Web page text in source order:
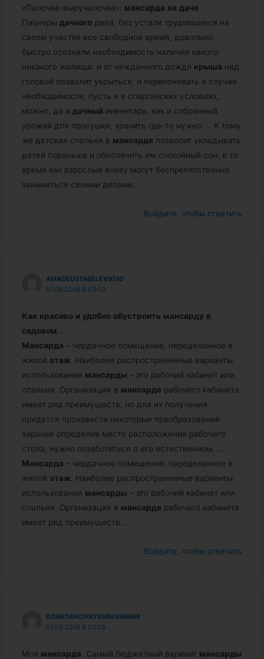
«Палочка-выручалочка»: мансарда на даче
Пионеры дачногодела, без устали трудившиеся на
своем участке все свободное время, довольно
быстро осознали необходимость наличия какого-
никакого жилища: и от нежданного дождя крыша над
головой позволит укрыться, и переночевать в случае
необходимости, пусть и в спартанских условиях,
можно, да и дачный инвентарь, как и собранный
урожай для просушки, хранить где-то нужно. … К тому
же детская спальня в мансарде позволит укладывать
детей пораньше и обеспечить им спокойный сон, в то
время как взрослые внизу могут беспрепятственно
заниматься своими делами.
Войдите, чтобы ответить
AMADEUSTABELEV9310
07.09.2018 В 03:02
Как красиво и удобно обустроить мансарду в
садовом
Мансарда – чердачное помещение, переделанное в
жилой этаж . Наиболее распространенные варианты
использования мансарды – это рабочий кабинет или
спальня. Организация в мансарде рабочего кабинета
имеет ряд преимуществ, но для их получения
придется произвести некоторые преобразования
заранее определив место расположения рабочего
стола, нужно позаботиться о его естественном.
…
Мансарда – чердачное помещение, переделанное в
жилой этаж . Наиболее распространенные варианты
использования мансарды – это рабочий кабинет или
спальня. Организация в мансарде рабочего кабинета
имеет ряд преимуществ…
Войдите, чтобы ответить
KONSTANCIYAYUVAEVA8698
07.09.2018 В 03:08
Моя мансарда . Самый бюджетный вариант мансарды